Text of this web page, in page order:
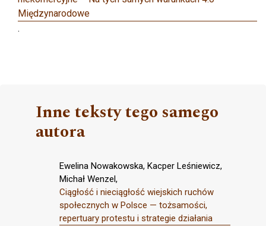
Międzynarodowe
.
Inne teksty tego samego
autora
Ewelina Nowakowska, Kacper Leśniewicz,
Michał Wenzel,
Ciągłość i nieciągłość wiejskich ruchów
społecznych w Polsce — tożsamości,
repertuary protestu i strategie działania